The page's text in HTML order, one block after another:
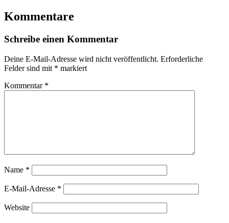
Kommentare
Schreibe einen Kommentar
Deine E-Mail-Adresse wird nicht veröffentlicht. Erforderliche
Felder sind mit * markiert
Kommentar *
Name *
E-Mail-Adresse *
Website